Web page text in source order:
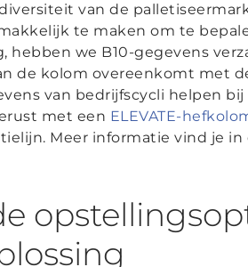
van de
te maken om te
hebben we B10-gegevens
de kolom overeenkomt met
van bedrijfscycli helpen
met een ELEVATE-
Meer informatie vind je in